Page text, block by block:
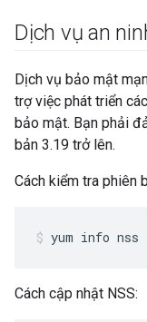
Dịch vụ an
Dịch vụ bảo mật
trợ việc phát triển
bảo mật. Bạn phải
bản 3.19 trở lên.
Cách kiểm tra phiên
yum info nss
Cách cập nhật NSS: